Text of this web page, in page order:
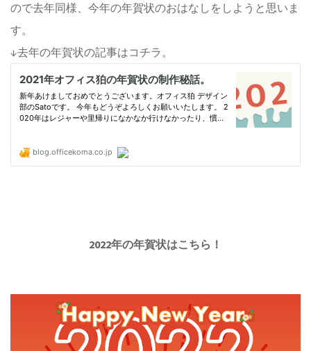
ので去年同様、今年の年賀状のおはなしをしようと思いま
す。
↓去年の年賀状の記事はコチラ。
2022年の年賀状はこちら！